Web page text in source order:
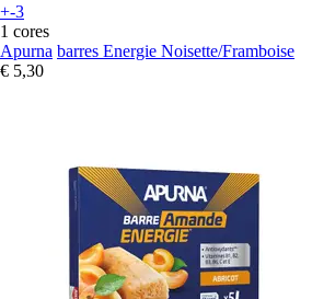
+-3
1 cores
Apurna barres Energie Noisette/Framboise
€ 5,30